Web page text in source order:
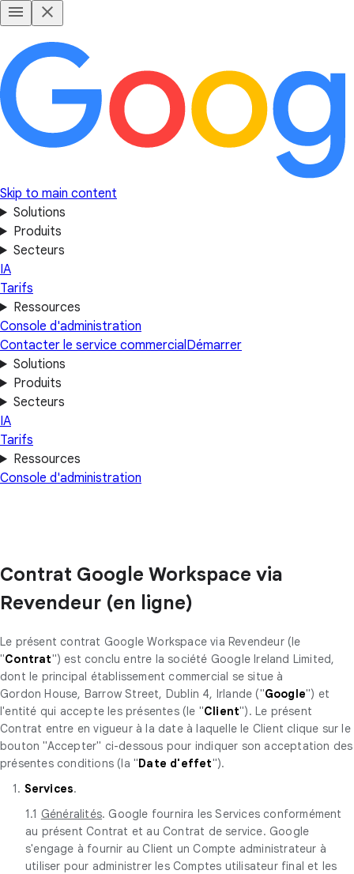
Skip to main content
Solutions
Produits
Secteurs
IA
Tarifs
Ressources
Console d'administration
Contacter le service commercialDémarrer
Solutions
Produits
Secteurs
IA
Tarifs
Ressources
Console d'administration
Contrat Google Workspace via
Revendeur (en ligne)
Le présent contrat Google Workspace via Revendeur (le
"Contrat") est conclu entre la société Google Ireland Limited,
dont le principal établissement commercial se situe à
Gordon House, Barrow Street, Dublin 4, Irlande ("Google") et
l'entité qui accepte les présentes (le "Client"). Le présent
Contrat entre en vigueur à la date à laquelle le Client clique sur le
bouton "Accepter" ci-dessous pour indiquer son acceptation des
présentes conditions (la "Date d'effet").
1. Services.
1.1 Généralités. Google fournira les Services conformément
au présent Contrat et au Contrat de service. Google
s'engage à fournir au Client un Compte administrateur à
utiliser pour administrer les Comptes utilisateur final et les